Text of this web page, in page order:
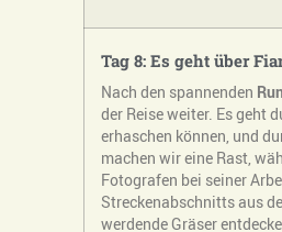
Tag 8: Es geht über
Nach den spannenden
der Reise weiter. Es geht
erhaschen können, und
machen wir eine Rast,
Fotografen bei seiner
Streckenabschnitts aus
werdende Gräser